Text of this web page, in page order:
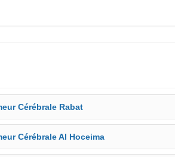
Cérébrale Rabat
Cérébrale Al Hoceima